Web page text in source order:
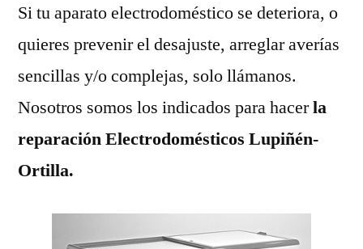
Si tu aparato electrodoméstico se deteriora, o
quieres prevenir el desajuste, arreglar averías
sencillas y/o complejas, solo llámanos.
Nosotros somos los indicados para hacerla
reparación Electrodomésticos Lupiñén-
Ortilla.